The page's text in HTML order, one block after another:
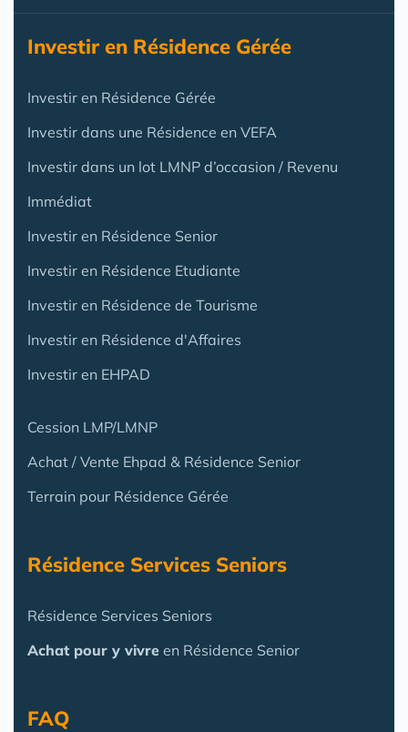
Investir en Résidence Gérée
Investir en Résidence Gérée
Investir dans une Résidence en VEFA
Investir dans un lot LMNP d’occasion / Revenu
Immédiat
Investir en Résidence Senior
Investir en Résidence Etudiante
Investir en Résidence de Tourisme
Investir en Résidence d'Affaires
Investir en EHPAD
Cession LMP/LMNP
Achat / Vente Ehpad & Résidence Senior
Terrain pour Résidence Gérée
Résidence Services Seniors
Résidence Services Seniors
Achat pour y vivre en Résidence Senior
FAQ